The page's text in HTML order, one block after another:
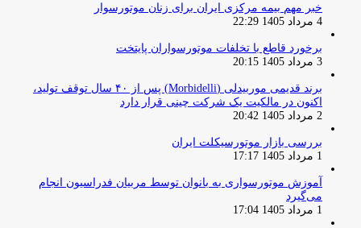
خبر مهم بیمه مرکزی ایران برای زنان موتورسوار
4 مرداد 1405 22:29
برخورد قاطع با تخلفات موتورسواران پایتخت
3 مرداد 1405 20:15
برند قدیمی موربیدلی (Morbidelli) پس از ۴۰ سال توقف تولید،
اکنون در مالکیت یک شرکت چینی قرار دارد
2 مرداد 1405 20:42
بررسی بازار موتورسیکلت ایران
1 مرداد 1405 17:17
آموزش موتورسواری به بانوان توسط مربیان فدراسیون انجام
می‌گیرد
1 مرداد 1405 17:04